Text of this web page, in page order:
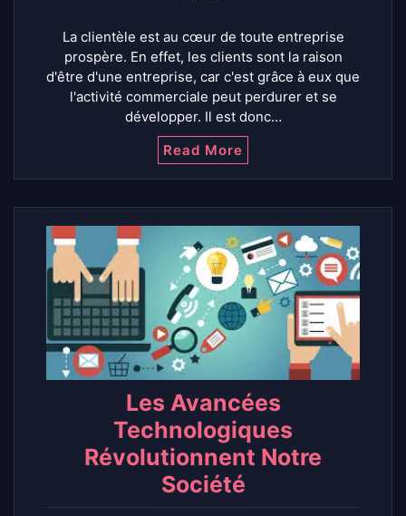
La clientèle est au cœur de toute entreprise
prospère. En effet, les clients sont la raison
d'être d'une entreprise, car c'est grâce à eux que
l'activité commerciale peut perdurer et se
développer. Il est donc…
Read More
Les Avancées
Technologiques
Révolutionnent Notre
Société